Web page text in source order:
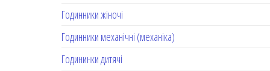
Годинники жіночі
Годинники механічні (механіка)
Годининки дитячі